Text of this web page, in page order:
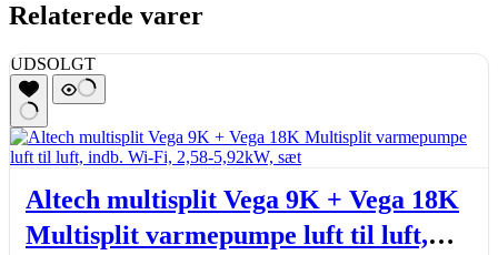
Relaterede varer
UDSOLGT
Altech multisplit Vega 9K + Vega 18K
Multisplit varmepumpe luft til luft,